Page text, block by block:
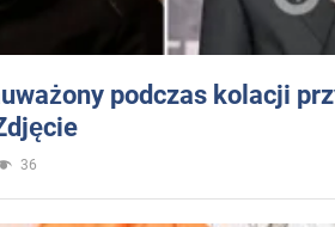
podczas kolacji
36